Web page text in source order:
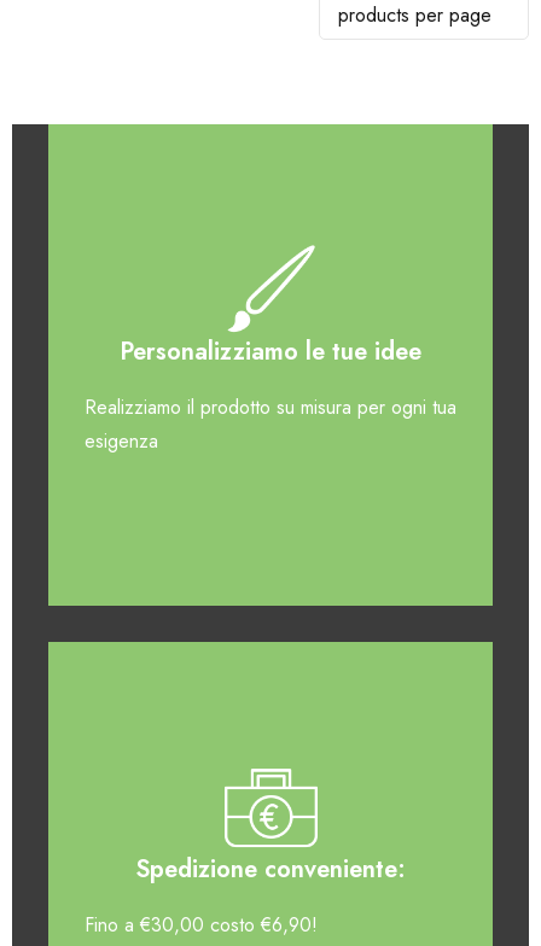
Personalizziamo le tue idee
Realizziamo il prodotto su misura per ogni tua
esigenza
Spedizione conveniente:
Fino a €30,00 costo €6,90!